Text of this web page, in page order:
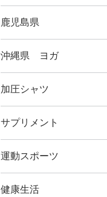
鹿児島県
沖縄県 ヨガ
加圧シャツ
サプリメント
運動スポーツ
健康生活